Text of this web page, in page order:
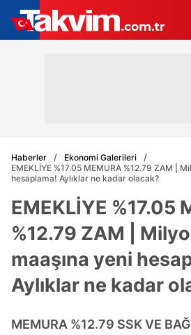
Haberler
Ekonomi Galerileri
EMEKLİYE %17.05 MEMURA %12.79 ZAM |
hesaplama! Aylıklar ne kadar olacak?
EMEKLİYE %17.05
%12.79 ZAM |
maaşına yeni
Aylıklar ne kadar
MEMURA %12.79 SSK VE